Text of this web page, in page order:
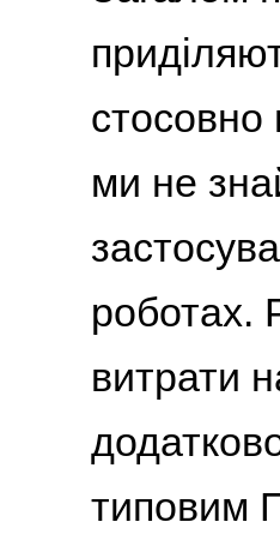
стосовно
ми не
роботах.
витрати
типовим